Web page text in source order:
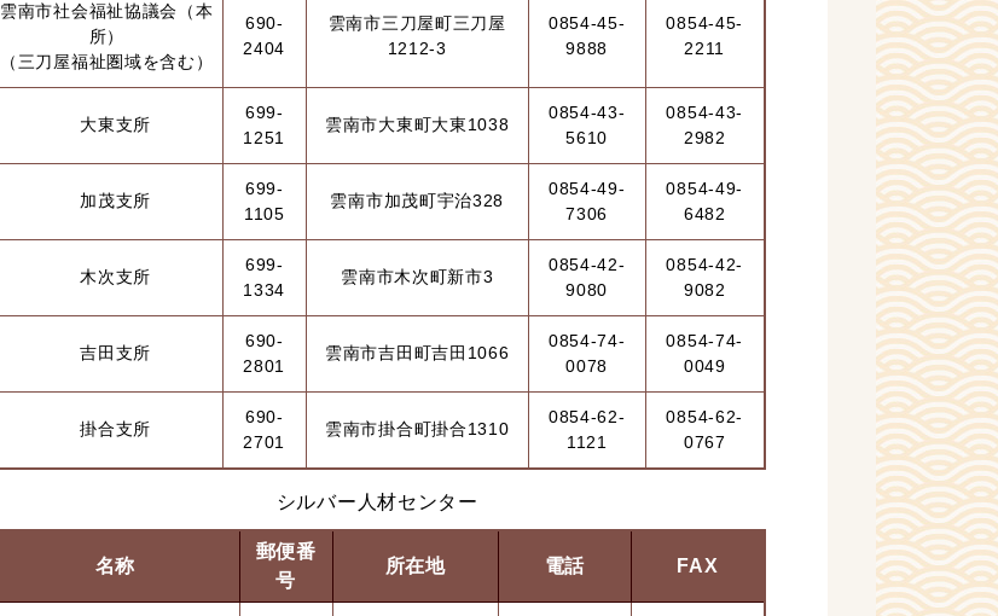
雲南市社会福祉協議会（本
所）
（三刀屋福祉圏域を含む）
690-
2404
雲南市三刀屋町三刀屋
1212-3
0854-45-
9888
0854-45-
2211
大東支所
699-
1251
雲南市大東町大東1038
0854-43-
5610
0854-43-
2982
加茂支所
699-
1105
雲南市加茂町宇治328
0854-49-
7306
0854-49-
6482
木次支所
699-
1334
雲南市木次町新市3
0854-42-
9080
0854-42-
9082
吉田支所
690-
2801
雲南市吉田町吉田1066
0854-74-
0078
0854-74-
0049
掛合支所
690-
2701
雲南市掛合町掛合1310
0854-62-
1121
0854-62-
0767
シルバー人材センター
名称
郵便番
号
所在地 電話 FAX